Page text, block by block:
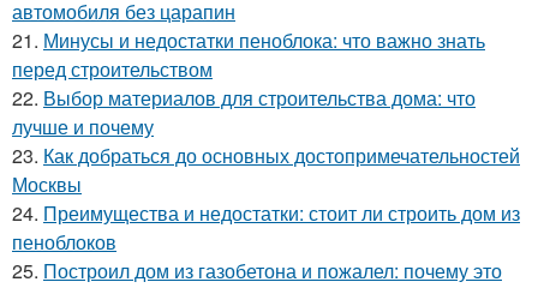
автомобиля без царапин
21. Минусы и недостатки пеноблока: что важно знать
перед строительством
22. Выбор материалов для строительства дома: что
лучше и почему
23. Как добраться до основных достопримечательностей
Москвы
24. Преимущества и недостатки: стоит ли строить дом из
пеноблоков
25. Построил дом из газобетона и пожалел: почему это